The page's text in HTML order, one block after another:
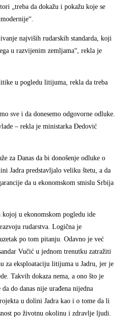
„treba da dokažu i pokažu koje se
najviših rudarskih standarda, koji
u razvijenim zemljama“, rekla je
u pogledu litijuma, rekla da treba
sve i da donesemo odgovorne odluke.
– rekla je ministarka Đedović
za Danas da bi donošenje odluke o
Jadra predstavljalo veliku štetu, a da
da u ekonomskom smislu Srbija
u ekonomskom pogledu ide
rudarstva. Logična je
po tom pitanju. Odavno je već
Vučić u jednom trenutku zatražiti
za eksploataciju litijuma u Jadru, jer je
Takvih dokaza nema, a ono što je
do danas nije urađena nijedna
u dolini Jadra kao i o tome da li
po životnu okolinu i zdravlje ljudi.